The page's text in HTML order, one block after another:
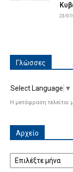
23/
Γλώσσες
Select Language ▼
Η μετάφραση τελείται
Αρχείο
Αρχείο